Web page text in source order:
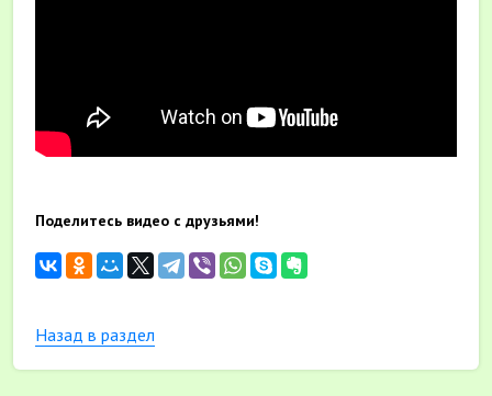
Поделитесь видео с друзьями!
Назад в раздел